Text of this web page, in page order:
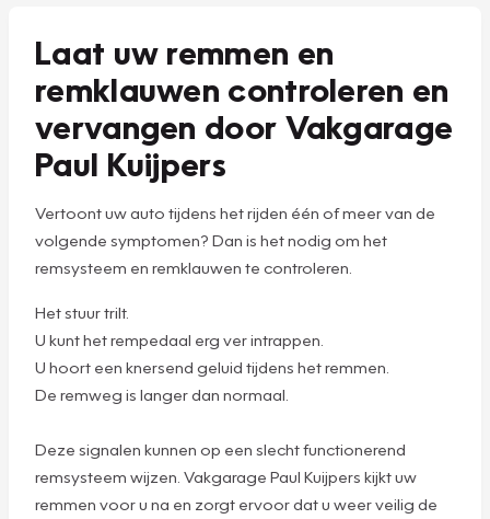
Laat uw remmen en
remklauwen controleren en
vervangen door Vakgarage
Paul Kuijpers
Vertoont uw auto tijdens het rijden één of meer van de
volgende symptomen? Dan is het nodig om het
remsysteem en remklauwen te controleren.
Het stuur trilt.
U kunt het rempedaal erg ver intrappen.
U hoort een knersend geluid tijdens het remmen.
De remweg is langer dan normaal.
Deze signalen kunnen op een slecht functionerend
remsysteem wijzen. Vakgarage Paul Kuijpers kijkt uw
remmen voor u na en zorgt ervoor dat u weer veilig de